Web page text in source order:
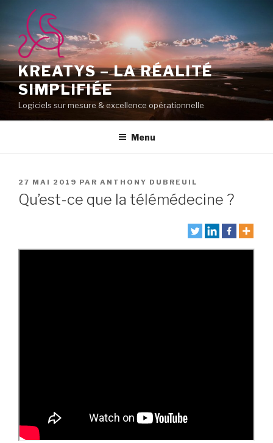
contenu
principal
KREATYS – LA RÉALITÉ
SIMPLIFIÉE
Logiciels sur mesure & excellence opérationnelle
Menu
PUBLIÉ
LE
27 MAI 2019 PAR ANTHONY DUBREUIL
Qu’est-ce que la télémédecine ?